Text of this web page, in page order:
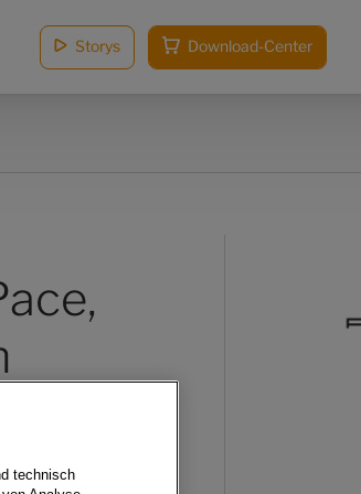
Storys Download-Center
technisch